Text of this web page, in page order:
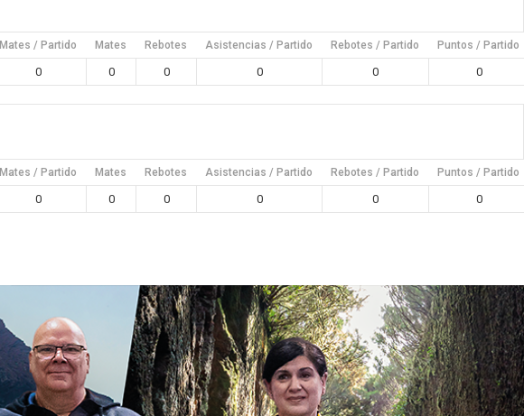
Mates / Partido Mates Rebotes Asistencias / Partido Rebotes / Partido Puntos / Partido
0 0 0 0 0 0
Mates / Partido Mates Rebotes Asistencias / Partido Rebotes / Partido Puntos / Partido
0 0 0 0 0 0